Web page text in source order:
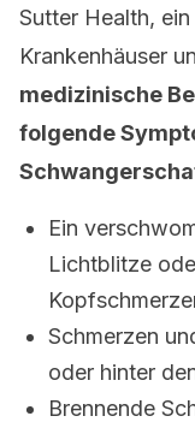
Sutter Health,
Krankenhäuser
medizinische
folgende
Ein
Lichtblitze
Schmerzen
oder hinter
Brennende